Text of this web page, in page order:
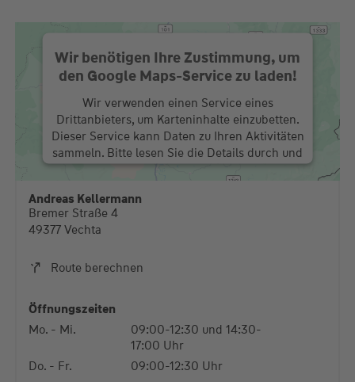
Wir benötigen Ihre Zustimmung, um
den Google Maps-Service zu laden!
Wir verwenden einen Service eines
Drittanbieters, um Karteninhalte einzubetten.
Dieser Service kann Daten zu Ihren Aktivitäten
sammeln. Bitte lesen Sie die Details durch und
stimmen Sie der Nutzung des Service zu, um
diese Karte anzuzeigen.
Andreas Kellermann
Bremer Straße 4
49377 Vechta
Route berechnen
Öffnungszeiten
Mo. - Mi.
09:00-12:30 und 14:30-
17:00 Uhr
Do. - Fr.
09:00-12:30 Uhr